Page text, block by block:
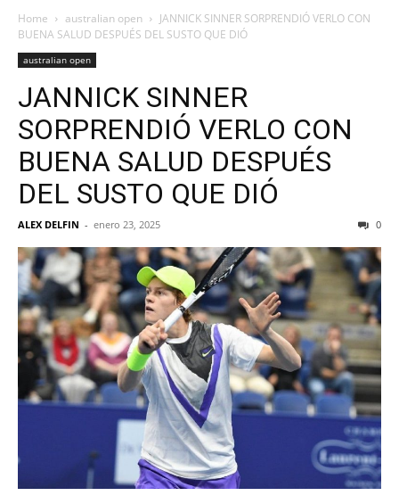
Home australian open
JANNICK SINNER SORPRENDIÓ VERLO CON
BUENA SALUD DESPUÉS DEL SUSTO QUE DIÓ
australian open
JANNICK SINNER
SORPRENDIÓ VERLO CON
BUENA SALUD DESPUÉS
DEL SUSTO QUE DIÓ
ALEX DELFIN - enero 23, 2025 0